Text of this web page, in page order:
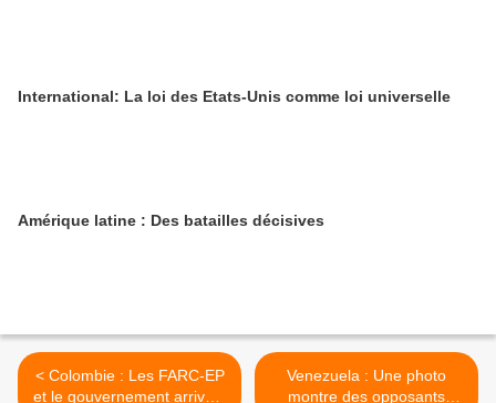
International: La loi des Etats-Unis comme loi universelle
Amérique latine : Des batailles décisives
< Colombie : Les FARC-EP
et le gouvernement arrivent
Venezuela : Une photo
montre des opposants